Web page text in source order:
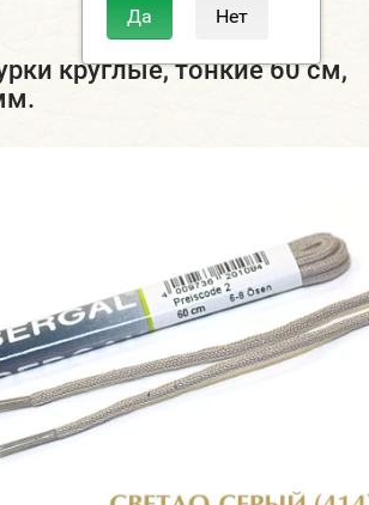
круглые, тонкие 60 см,